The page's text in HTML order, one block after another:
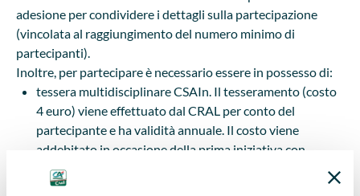
adesione per condividere i dettagli sulla partecipazione
(vincolata al raggiungimento del numero minimo di
partecipanti).
Inoltre, per partecipare è necessario essere in possesso di:
tessera multidisciplinare CSAIn. Il tesseramento (costo
4 euro) viene effettuato dal CRAL per conto del
partecipante e ha validità annuale. Il costo viene
addebitato in occasione della prima iniziativa con
organizzazione tecnica da parte di CSAIn;
certificato medico per attività non agonistica o